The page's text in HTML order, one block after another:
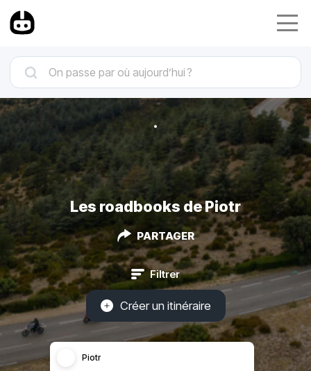
Les roadbooks de Piotr
PARTAGER
Filtrer
Créer un itinéraire
Piotr